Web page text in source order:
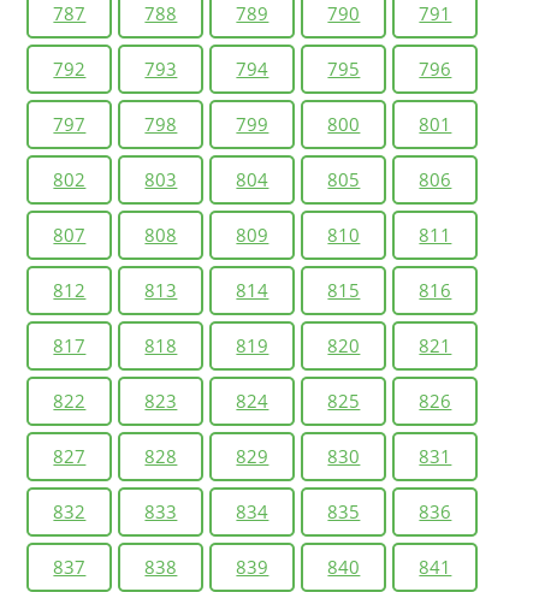
787 788 789 790 791
792 793 794 795 796
797 798 799 800 801
802 803 804 805 806
807 808 809 810 811
812 813 814 815 816
817 818 819 820 821
822 823 824 825 826
827 828 829 830 831
832 833 834 835 836
837 838 839 840 841